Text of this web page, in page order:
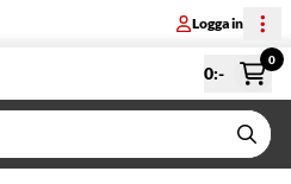
Logga in
0:-
0